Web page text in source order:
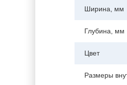
Ширина, мм
Глубина, мм
Цвет
Размеры